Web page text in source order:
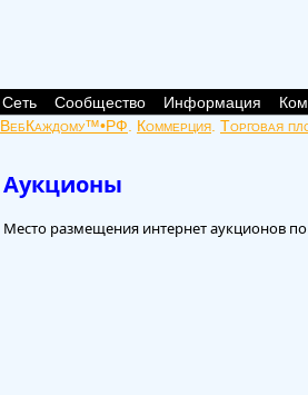
Аукционы
Место размещения интернет аукционов
Сеть Сообщество Информация
ВебКаждому™•РФ
Коммерция Торговая